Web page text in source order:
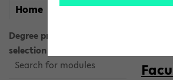
Home myeKVV
Degree programme
selection
Search for modules